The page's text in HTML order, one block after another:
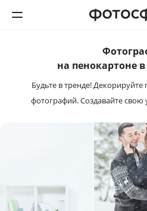
Фотокниги
Интерьерная печать
Фотоподарки
на пенокартоне
Будьте в тренде!
фотографий. Создавайте
СРОК ИЗГОТОВЛЕНИЯ